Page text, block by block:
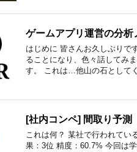
ゲームアプリ運営の分
はじめに 皆さんお久しぶりで
ることになり、色々話してみ
す。 これは…他山の石として
[社内コンペ] 間取り予測
これは何？ 某社で行われてい
果：3位 精度：60.7% 今回は